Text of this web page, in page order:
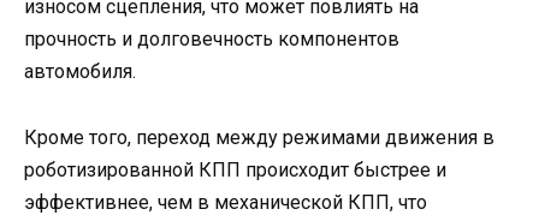
износом сцепления, что может повлиять на
прочность и долговечность компонентов
автомобиля.
Кроме того, переход между режимами движения в
роботизированной КПП происходит быстрее и
эффективнее, чем в механической КПП, что